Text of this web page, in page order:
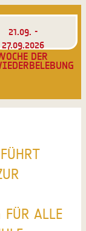
21.09. -
27.09.2026
DER
FÜR ALLE